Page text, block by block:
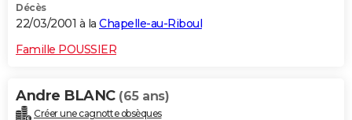
Décès
22/03/2001 à la Chapelle-au-Riboul
Famille POUSSIER
Andre BLANC (65 ans)
Créer une cagnotte obsèques